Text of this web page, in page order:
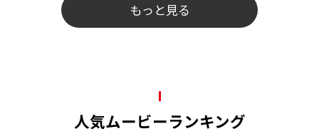
もっと見る
人気ムービーランキング